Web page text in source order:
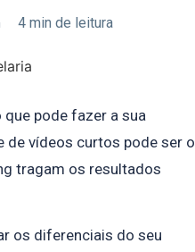
4 min de leitura
que pode fazer a sua
de vídeos curtos pode ser o
tragam os resultados
os diferenciais do seu